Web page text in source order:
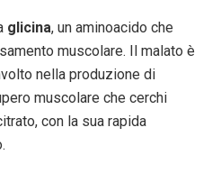
glicina, un aminoacido che
muscolare. Il malato è
nella produzione di
muscolare che cerchi
con la sua rapida